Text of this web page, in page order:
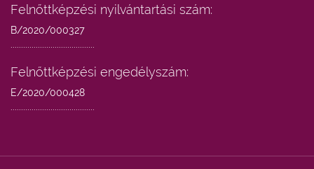
Felnőttképzési nyilvántartási szám:
B/2020/000327
Felnőttképzési engedélyszám:
E/2020/000428